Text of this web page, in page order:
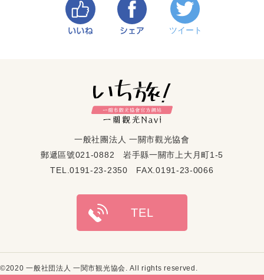
一般社團法人 一關市觀光協會
郵遞區號021-0882 岩手縣一關市上大月町1-5
TEL.0191-23-2350 FAX.0191-23-0066
©2020 一般社団法人 一関市観光協会. All rights reserved.